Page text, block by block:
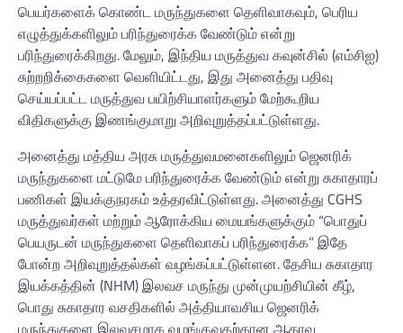
பெயர்களைக் கொண்ட மருந்துகளை தெளிவாகவும், பெரிய
எழுத்துக்களிலும் பரிந்துரைக்க வேண்டும் என்று
பரிந்துரைக்கிறது. மேலும், இந்திய மருத்துவ கவுன்சில் (எம்சிஐ)
சுற்றறிக்கைகளை வெளியிட்டது, இது அனைத்து பதிவு
செய்யப்பட்ட மருத்துவ பயிற்சியாளர்களும் மேற்கூறிய
விதிகளுக்கு இணங்குமாறு அறிவுறுத்தப்பட்டுள்ளது.
அனைத்து மத்திய அரசு மருத்துவமனைகளிலும் ஜெனரிக்
மருந்துகளை மட்டுமே பரிந்துரைக்க வேண்டும் என்று சுகாதாரப்
பணிகள் இயக்குநரகம் உத்தரவிட்டுள்ளது. அனைத்து CGHS
மருத்துவர்கள் மற்றும் ஆரோக்கிய மையங்களுக்கும் “பொதுப்
பெயருடன் மருந்துகளை தெளிவாகப் பரிந்துரைக்க” இதே
போன்ற அறிவுறுத்தல்கள் வழங்கப்பட்டுள்ளன. தேசிய சுகாதார
இயக்கத்தின் (NHM) இலவச மருந்து முன்முயற்சியின் கீழ்,
பொது சுகாதார வசதிகளில் அத்தியாவசிய ஜெனரிக்